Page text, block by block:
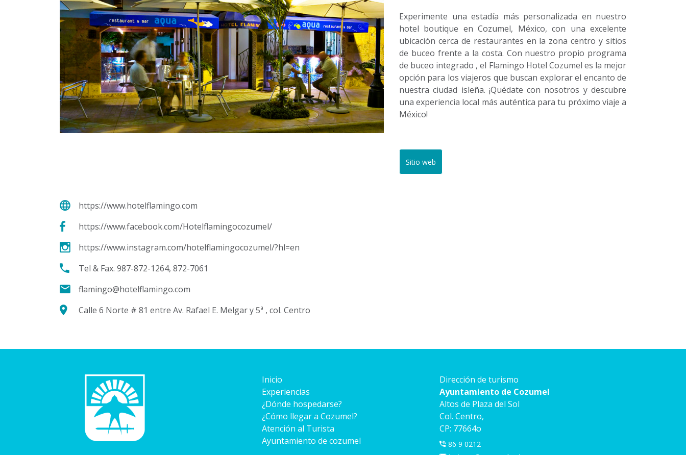
Experimente una estadía más personalizada en nuestro
hotel boutique en Cozumel, México, con una excelente
ubicación cerca de restaurantes en la zona centro y sitios
de buceo frente a la costa. Con nuestro propio programa
de buceo integrado , el Flamingo Hotel Cozumel es la mejor
opción para los viajeros que buscan explorar el encanto de
nuestra ciudad isleña. ¡Quédate con nosotros y descubre
una experiencia local más auténtica para tu próximo viaje a
México!
Sitio web
https://www.hotelflamingo.com
https://www.facebook.com/Hotelflamingocozumel/
https://www.instagram.com/hotelflamingocozumel/?hl=en
Tel & Fax. 987-872-1264, 872-7061
flamingo@hotelflamingo.com
Calle 6 Norte # 81 entre Av. Rafael E. Melgar y 5ª , col. Centro
Inicio
Experiencias
¿Dónde hospedarse?
¿Cómo llegar a Cozumel?
Atención al Turista
Ayuntamiento de cozumel
Dirección de turismo
Ayuntamiento de Cozumel
Altos de Plaza del Sol
Col. Centro,
CP: 77664o
86 9 0212